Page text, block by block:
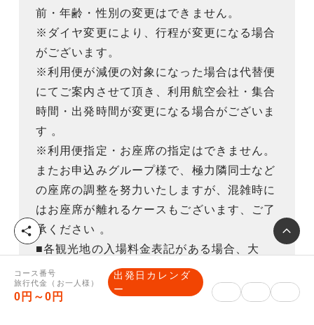
前・年齢・性別の変更はできません。
※ダイヤ変更により、行程が変更になる場合
がございます。
※利用便が減便の対象になった場合は代替便
にてご案内させて頂き、利用航空会社・集合
時間・出発時間が変更になる場合がございま
す 。
※利用便指定・お座席の指定はできません。
またお申込みグループ様で、極力隣同士など
の座席の調整を努力いたしますが、混雑時に
はお座席が離れるケースもございます、ご了
承ください 。
■各観光地の入場料金表記がある場合、大
人・一般料金となります。天候等の事情で施
設に入場できない場合、当社支払料金でのご
コース番号
旅行代金（お一人様）
0円～0円
出発日カレンダ
ー
シ
ェ
ア